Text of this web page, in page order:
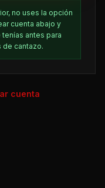
no uses la opción
cuenta abajo y
antes para
de cantazo.
cuenta